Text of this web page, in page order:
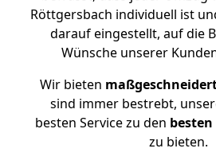
Röttgersbach individuell ist
darauf eingestellt, auf die
Wünsche unserer
Wir bieten
sind immer bestrebt,
besten Service zu den
zu bieten.